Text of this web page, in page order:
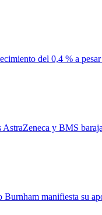
del 0,4 % a
AstraZeneca y BMS
manifiesta su